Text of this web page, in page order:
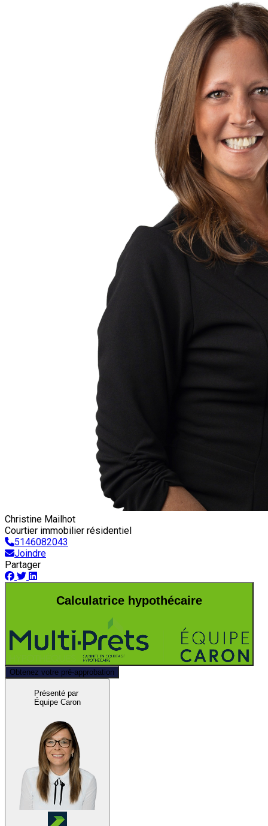
Christine Mailhot
Courtier immobilier résidentiel
5146082043
Joindre
Partager
Calculatrice hypothécaire
Obtenez votre pré-approbation
Présenté par
Équipe Caron